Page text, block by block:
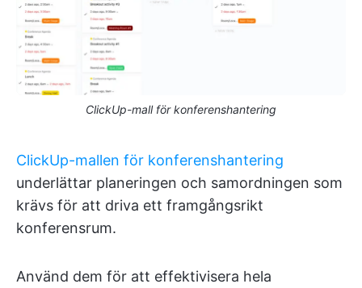
ClickUp-mall för konferenshantering
ClickUp-mallen för konferenshantering
underlättar planeringen och samordningen som
krävs för att driva ett framgångsrikt
konferensrum.
Använd dem för att effektivisera hela